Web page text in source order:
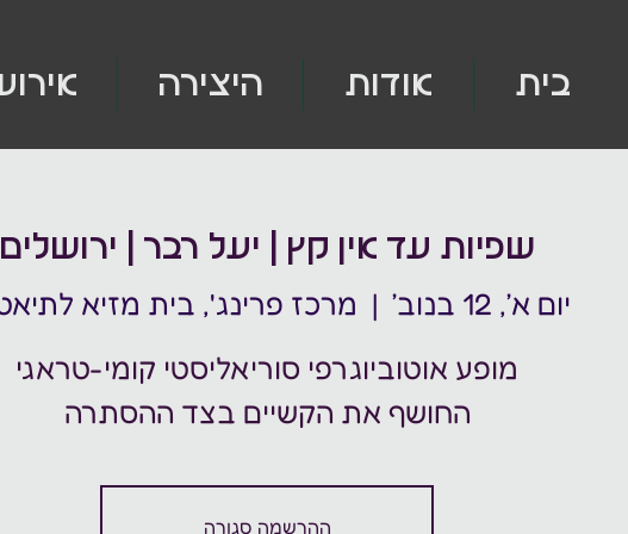
בית אודות היצירה
שפיות עד אין קץ | יעל רבר | ירושלים
יום א׳, 12 בנוב׳
  |
מרכז פרינג', בית מזיא
החושף את הקשיים בצד ההסתרה
ההרשמה סגורה